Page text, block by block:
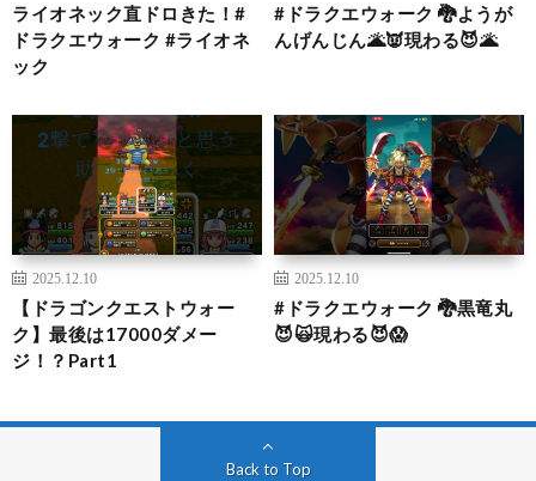
ライオネック直ドロきた！#
ドラクエウォーク #ライオネ
ック
#ドラクエウォーク 🐉ようが
んげんじん🌋👿現わる😈🌋
2025.12.10
【ドラゴンクエストウォー
ク】最後は17000ダメー
ジ！？Part1
2025.12.10
#ドラクエウォーク 🐉黒竜丸
😈🙀現わる😈😱
Back to Top